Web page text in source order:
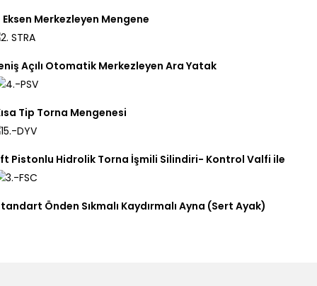
Eksen Merkezleyen Mengene
Açılı Otomatik Merkezleyen Ara Yatak
Tip Torna Mengenesi
Pistonlu Hidrolik Torna İşmili Silindiri- Kontrol Valfi ile
Önden Sıkmalı Kaydırmalı Ayna (Sert Ayak)